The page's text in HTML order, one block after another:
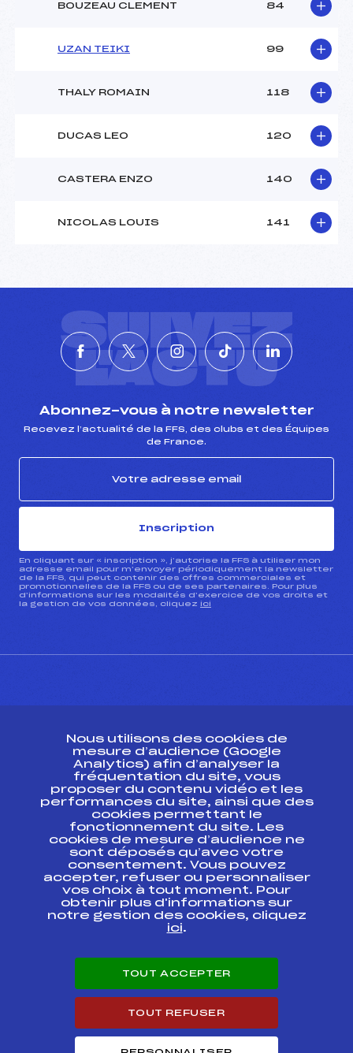
BOUZEAU CLEMENT 84
UZAN TEIKI 99
THALY ROMAIN 118
DUCAS LEO 120
CASTERA ENZO 140
NICOLAS LOUIS 141
SUIVEZ
L'ACTU
Abonnez-vous à notre newsletter
Recevez l’actualité de la FFS, des clubs et des Équipes
de France.
Inscription
En cliquant sur « inscription », j’autorise la FFS à utiliser mon
adresse email pour m’envoyer périodiquement la newsletter
de la FFS, qui peut contenir des offres commerciales et
promotionnelles de la FFS ou de ses partenaires. Pour plus
d’informations sur les modalités d’exercice de vos droits et
la gestion de vos données, cliquez ici
Ressources
Pass’Neige
Projet sportif fédéral
Projet de performance fédéral
Antidopage
Pôle Développement, Formation, Suivi
Scientifique
Listes ministérielles
Pôle vie de l’athlète
Enseignement professionnel
Carrières
Nous utilisons des cookies de
mesure d’audience (Google
Analytics) afin d’analyser la
fréquentation du site, vous
proposer du contenu vidéo et les
performances du site, ainsi que des
cookies permettant le
fonctionnement du site. Les
cookies de mesure d’audience ne
sont déposés qu’avec votre
consentement. Vous pouvez
accepter, refuser ou personnaliser
vos choix à tout moment. Pour
obtenir plus d'informations sur
notre gestion des cookies, cliquez
ici.
TOUT ACCEPTER
TOUT REFUSER